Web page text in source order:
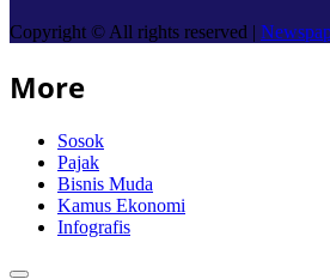
Copyright © All rights reserved |
More
Sosok
Pajak
Bisnis Muda
Kamus Ekonomi
Infografis